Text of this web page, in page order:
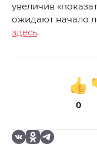
увеличив
ожидают начало
здесь.
0